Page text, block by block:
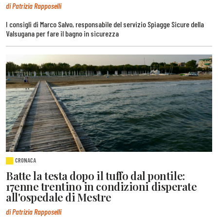
di Patrizia Rapposelli
I consigli di Marco Salvo, responsabile del servizio Spiagge Sicure della
Valsugana per fare il bagno in sicurezza
CRONACA
Batte la testa dopo il tuffo dal pontile:
17enne trentino in condizioni disperate
all'ospedale di Mestre
di Patrizia Rapposelli